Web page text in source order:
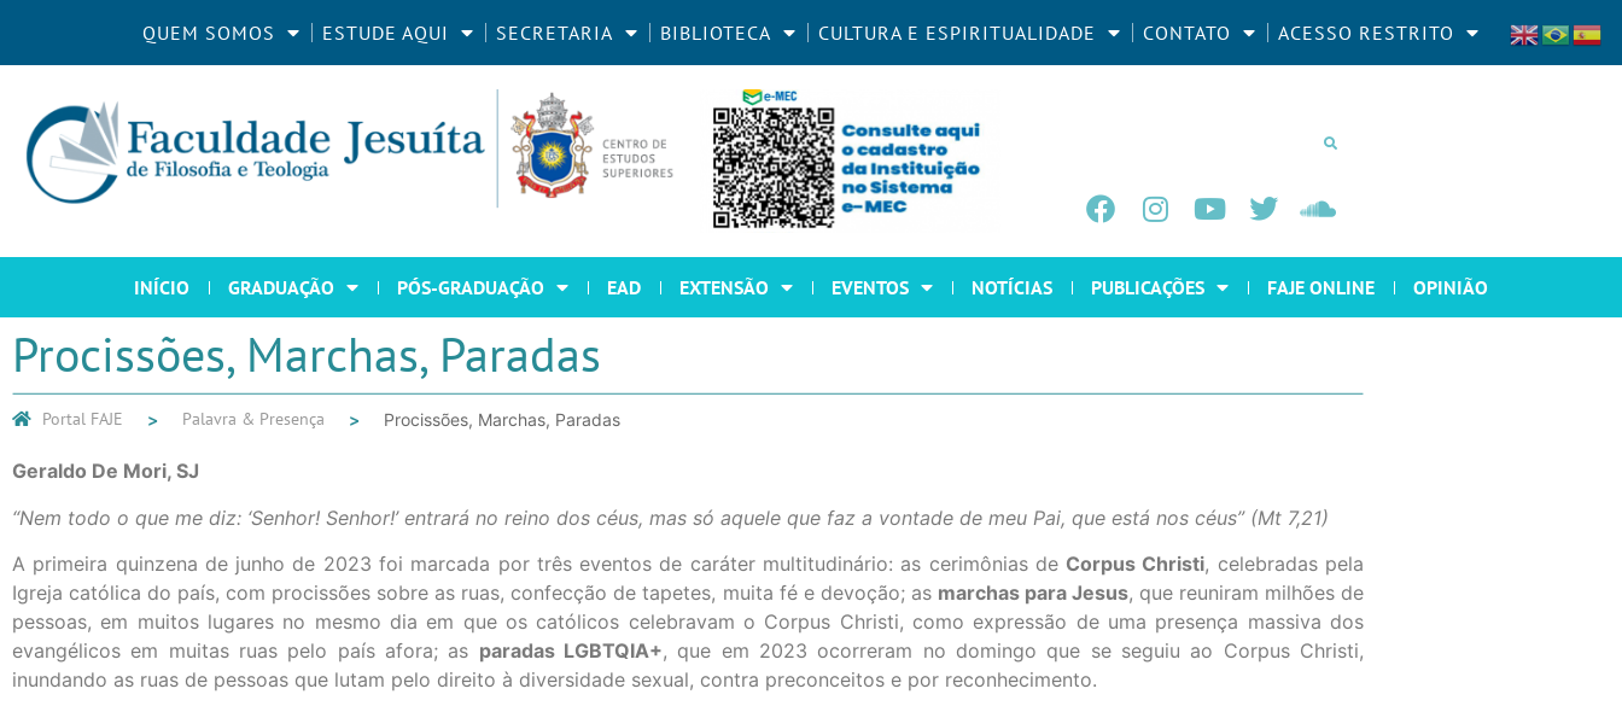
QUEM SOMOS ESTUDE AQUI SECRETARIA BIBLIOTECA CULTURA E ESPIRITUALIDADE CONTATO ACESSO RESTRITO
INÍCIO GRADUAÇÃO PÓS-GRADUAÇÃO EAD EXTENSÃO EVENTOS NOTÍCIAS PUBLICAÇÕES FAJE ONLINE OPINIÃO
Procissões, Marchas, Paradas
Portal FAJE Palavra & Presença Procissões, Marchas, Paradas
Geraldo De Mori, SJ
“Nem todo o que me diz: ‘Senhor! Senhor!’ entrará no reino dos céus, mas só aquele que faz a vontade de meu Pai, que está nos céus” (Mt 7,21)
A primeira quinzena de junho de 2023 foi marcada por três eventos de caráter multitudinário: as cerimônias de Corpus Christi, celebradas pela
Igreja católica do país, com procissões sobre as ruas, confecção de tapetes, muita fé e devoção; as marchas para Jesus, que reuniram milhões de
pessoas, em muitos lugares no mesmo dia em que os católicos celebravam o Corpus Christi, como expressão de uma presença massiva dos
evangélicos em muitas ruas pelo país afora; as paradas LGBTQIA+, que em 2023 ocorreram no domingo que se seguiu ao Corpus Christi,
inundando as ruas de pessoas que lutam pelo direito à diversidade sexual, contra preconceitos e por reconhecimento.